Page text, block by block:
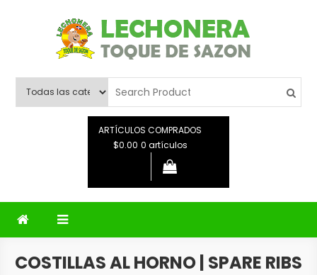
Lechonera Toque De Sazon
ARTÍCULOS COMPRADOS
$0.00 0 artículos
COSTILLAS AL HORNO | SPARE RIBS